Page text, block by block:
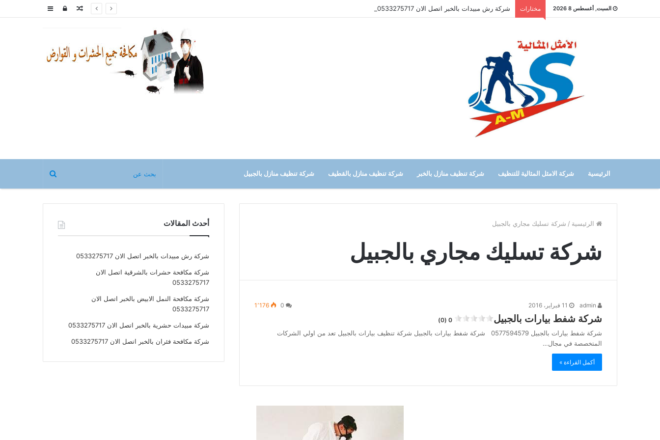
السبت, أغسطس 8 2026 مختارات شركة رش مبيدات بالخبر اتصل الان 0533275717 إضافةتسجيلمقال
الرئيسية شركة الامثل المثالية للتنظيف شركة تنظيف منازل بالخبر شركة تنظيف منازل بالقطيف شركة تنظيف منازل بالجبيل
الرئيسية / شركة تسليك مجاري بالجبيل
شركة تسليك مجاري بالجبيل
11 فبراير، 2016 1٬176
شركة شفط بيارات بالجبيل 0 (0)
شركة شفط بيارات بالجبيل 0577594579 شركة شفط بيارات بالجبيل شركة تنظيف بيارات بالجبيل تعد من اولي الشركات
المتخصصة في مجال…
أكمل القراءة »
أحدث المقالات
شركة رش مبيدات بالخبر اتصل الان 0533275717
شركة مكافحة حشرات بالشرقية اتصل الان
0533275717
شركة مكافحة النمل الابيض بالخبر اتصل الان
0533275717
شركة مبيدات حشرية بالخبر اتصل الان 0533275717
شركة مكافحة فئران بالخبر اتصل الان 0533275717